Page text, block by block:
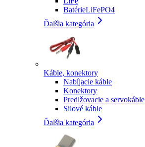
BatérieLiFePO4
Ďalšia kategória
Káble, konektory
Nabíjacie káble
Konektory
Predlžovacie a servokáble
Silové káble
Ďalšia kategória